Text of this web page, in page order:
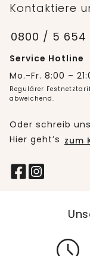
Kontaktiere
0800 / 5 654
Service Hotline
Mo.-Fr. 8:00 –
Regulärer
abweichend.
Oder schreib
Hier geht’s zum